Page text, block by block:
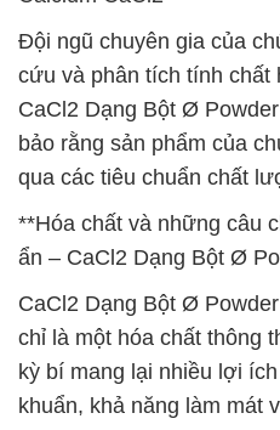
Đội ngũ chuyên gia của
cứu và phân tích tính chất
CaCl2 Dạng Bột Ø
bảo rằng sản phẩm của
qua các tiêu chuẩn chất
**Hóa chất và những câu
ẩn – CaCl2 Dạng Bột Ø
CaCl2 Dạng Bột Ø
chỉ là một hóa chất thông
kỳ bí mang lại nhiều lợi
khuẩn, khả năng làm mát